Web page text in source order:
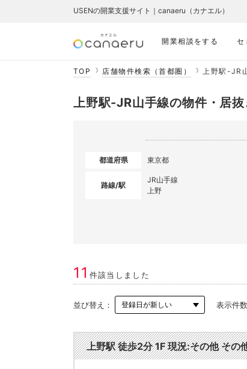
開業相談をする セ
USENの開業支援サイト｜canaeru（カナエル）
TOP 店舗物件検索（首都圏） 上野駅-JR
上野駅-JR山手線の物件・居
都道府県 東京都
路線/駅
JR山手線
上野
11 件該当しました
並び替え： 表示件数
上野駅 徒歩2分 1F 現況:その他 そ